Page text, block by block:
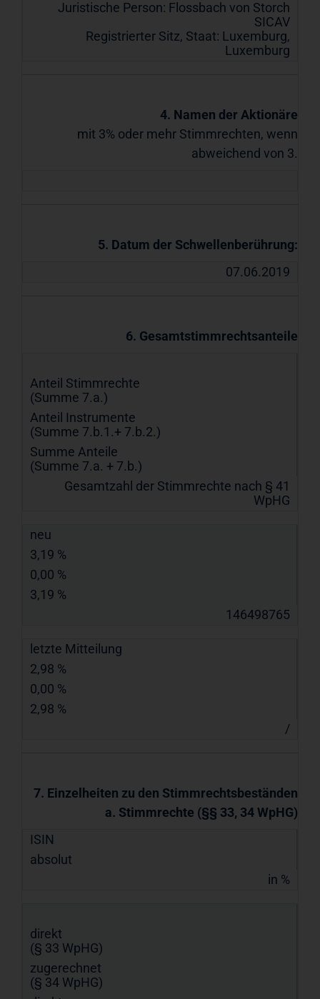
Juristische Person: Flossbach von Storch
SICAV
Registrierter Sitz, Staat: Luxemburg,
Luxemburg
4. Namen der Aktionäre
mit 3% oder mehr Stimmrechten, wenn
abweichend von 3.
5. Datum der Schwellenberührung:
07.06.2019
6. Gesamtstimmrechtsanteile
Anteil Stimmrechte
(Summe 7.a.)
Anteil Instrumente
(Summe 7.b.1.+ 7.b.2.)
Summe Anteile
(Summe 7.a. + 7.b.)
Gesamtzahl der Stimmrechte nach § 41
WpHG
neu
3,19 %
0,00 %
3,19 %
146498765
letzte Mitteilung
2,98 %
0,00 %
2,98 %
/
7. Einzelheiten zu den Stimmrechtsbeständen
a. Stimmrechte (§§ 33, 34 WpHG)
ISIN
absolut
in %
direkt
(§ 33 WpHG)
zugerechnet
(§ 34 WpHG)